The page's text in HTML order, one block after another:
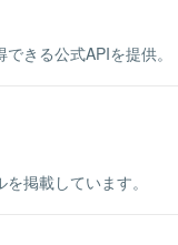
きる公式APIを提供。
掲載しています。